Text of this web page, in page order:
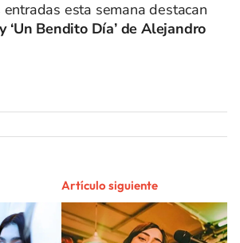
esta semana destacan
y ‘Un Bendito Día’ de Alejandro
Artículo siguiente